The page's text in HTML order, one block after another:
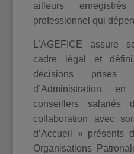
ailleurs
professionnel qui
L’AGEFICE assure
cadre légal et
décisions
d’Administration,
conseillers salariés
collaboration avec
d’Accueil » présents
Organisations